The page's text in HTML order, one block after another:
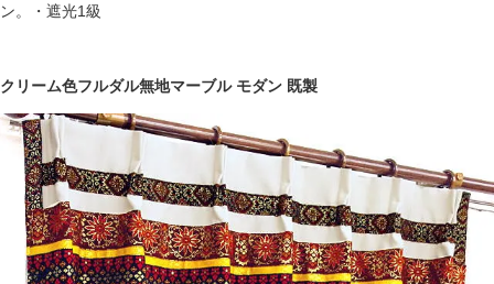
ン。・遮光1級
クリーム色フルダル無地マーブル モダン 既製